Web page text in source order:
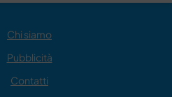
Chi siamo
Pubblicità
Contatti